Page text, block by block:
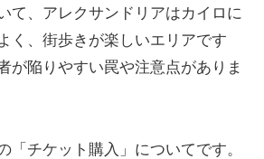
て、アレクサンドリアはカイロに
く、街歩きが楽しいエリアです
が陥りやすい罠や注意点がありま
「チケット購入」についてです。